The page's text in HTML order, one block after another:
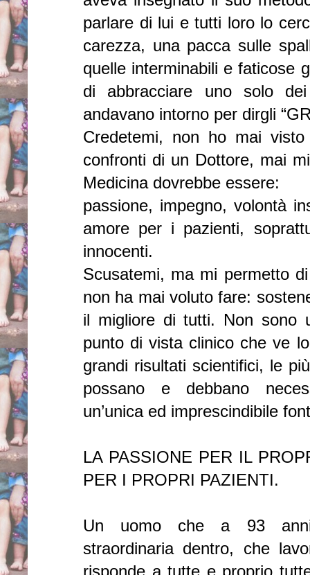
parlare di lui e tutti loro lo
carezza, una pacca sulle
quelle interminabili e faticose
di abbracciare uno solo
andavano intorno per dirgli
Credetemi, non ho mai
confronti di un Dottore, mai
Medicina dovrebbe essere:
passione, impegno, volontà
amore per i pazienti,
innocenti.
Scusatemi, ma mi permetto
non ha mai voluto fare:
il migliore di tutti. Non sono
punto di vista clinico che ve
grandi risultati scientifici, le
possano e debbano
un’unica ed imprescindibile
LA PASSIONE PER IL
PER I PROPRI PAZIENTI.
Un uomo che a 93 anni
straordinaria dentro, che